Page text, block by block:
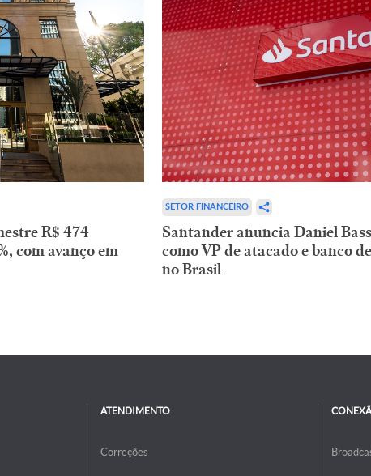
R$ 474
com avanço em
SETOR FINANCEIRO
Santander anuncia Daniel
como VP de atacado e banco
no Brasil
ATENDIMENTO
Correções